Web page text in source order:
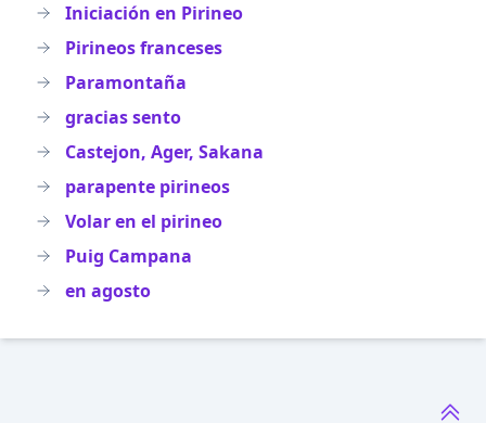
Iniciación en Pirineo
Pirineos franceses
Paramontaña
gracias sento
Castejon, Ager, Sakana
parapente pirineos
Volar en el pirineo
Puig Campana
en agosto